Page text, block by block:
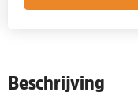
Beschrijving